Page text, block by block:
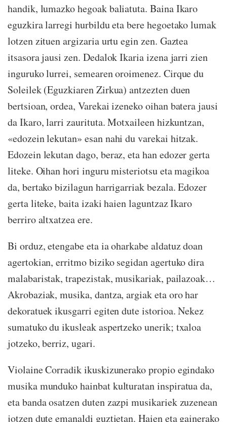
handik, lumazko hegoak baliatuta. Baina Ikaro
eguzkira larregi hurbildu eta bere hegoetako lumak
lotzen zituen argizaria urtu egin zen. Gaztea
itsasora jausi zen. Dedalok Ikaria izena jarri zien
inguruko lurrei, semearen oroimenez. Cirque du
Soleilek (Eguzkiaren Zirkua) antzezten duen
bertsioan, ordea, Varekai izeneko oihan batera jausi
da Ikaro, larri zaurituta. Motxaileen hizkuntzan,
«edozein lekutan» esan nahi du varekai hitzak.
Edozein lekutan dago, beraz, eta han edozer gerta
liteke. Oihan hori inguru misteriotsu eta magikoa
da, bertako bizilagun harrigarriak bezala. Edozer
gerta liteke, baita izaki haien laguntzaz Ikaro
berriro altxatzea ere.
Bi orduz, etengabe eta ia oharkabe aldatuz doan
agertokian, erritmo biziko segidan agertuko dira
malabaristak, trapezistak, musikariak, pailazoak…
Akrobaziak, musika, dantza, argiak eta oro har
dekoratuek ikusgarri egiten dute istorioa. Nekez
sumatuko du ikusleak aspertzeko unerik; txaloa
jotzeko, berriz, ugari.
Violaine Corradik ikuskizunerako propio egindako
musika munduko hainbat kulturatan inspiratua da,
eta banda osatzen duten zazpi musikariek zuzenean
jotzen dute emanaldi guztietan. Haien eta gainerako